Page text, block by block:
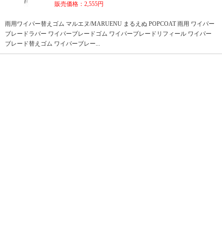
販売価格：2,555円
雨用ワイパー替えゴム マルエヌ/MARUENU まるえぬ POPCOAT 雨用 ワイパー
ブレードラバー ワイパーブレードゴム ワイパーブレードリフィール ワイパー
ブレード替えゴム ワイパーブレー...